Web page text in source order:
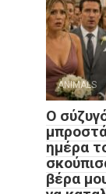
ANIMALS
Ο
ημέρα
βέρα